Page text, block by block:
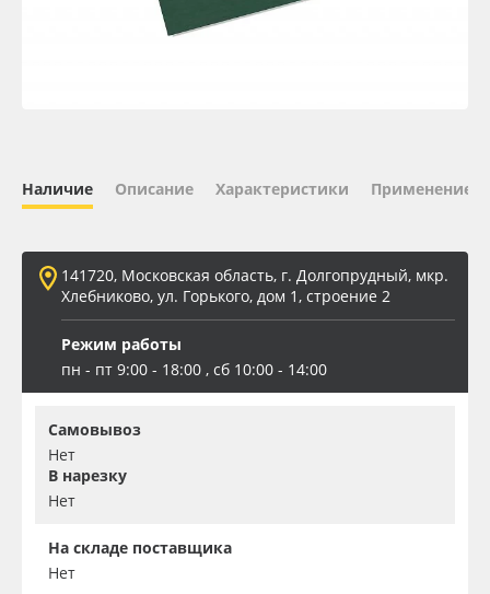
ПЭТ листовой
ПЭТ бэклит
Вспененный ПВХ
Баннер
Заготовки для сувениров
Наличие Описание Характеристики Применение
141720, Московская область, г. Долгопрудный, мкр.
Хлебниково, ул. Горького, дом 1, строение 2
Режим работы
пн - пт 9:00 - 18:00 , сб 10:00 - 14:00
Самовывоз
Нет
В нарезку
Нет
На складе поставщика
Нет